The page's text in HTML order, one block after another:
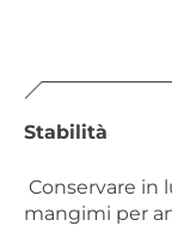
Stabilità
Conservare in
mangimi per